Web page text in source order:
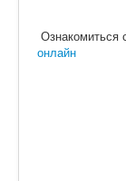
Ознакомиться
онлайн